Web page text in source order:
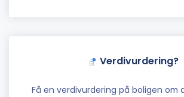
Verdivurdering?
Få en verdivurdering på boligen om